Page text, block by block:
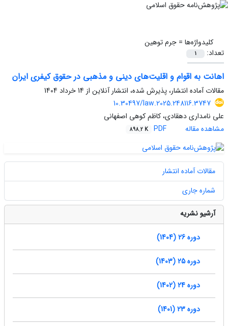
کلیدواژه‌ها = جرم توهین
تعداد:
اهانت به اقوام و اقلیت‌های دینی و مذهبی در حقوق کیفری ایران
مقالات آماده انتشار، پذیرش شده، انتشار آنلاین از 14 خرداد 1404
10.30497/law.2025.248116.3747
علی نامداری دهقادی، کاظم کوهی اصفهانی
مشاهده مقاله
898.2 K
مقالات آماده انتشار
شماره جاری
آرشیو نشریه
دوره 26 (1404)
دوره 25 (1403)
دوره 24 (1402)
دوره 23 (1401)